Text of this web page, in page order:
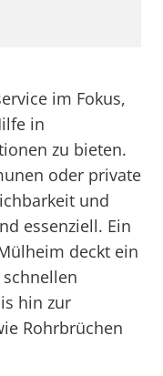
im Fokus,
in
zu bieten.
oder private
und
essenziell. Ein
deckt ein
hin zur
Rohrbrüchen